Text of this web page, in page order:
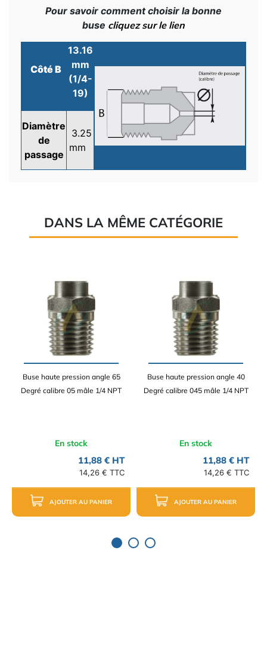
Pour savoir comment choisir la bonne
buse cliquez sur le lien
Côté B
13.16
mm
(1/4-
19)
Diamètre
de
passage
3.25
mm
DANS LA MÊME CATÉGORIE
Buse haute pression angle 65
Degré calibre 05 mâle 1/4 NPT
En stock
11,88 € HT
14,26 € TTC
AJOUTER AU PANIER
Buse haute pression angle 40
Degré calibre 045 mâle 1/4 NPT
En stock
11,88 € HT
14,26 € TTC
AJOUTER AU PANIER